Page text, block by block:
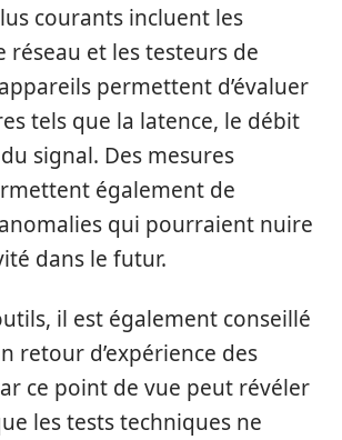
courants incluent les
réseau et les testeurs de
permettent d’évaluer
tels que la latence, le débit
signal. Des mesures
également de
qui pourraient nuire
dans le futur.
il est également conseillé
retour d’expérience des
ce point de vue peut révéler
les tests techniques ne